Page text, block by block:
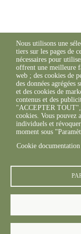
Nous utilisons une
tiers sur les pages de
nécessaires pour
offrent une meilleure
web ; des cookies de
des données
et des cookies de
contenus et des
"ACCEPTER TOUT",
cookies. Vous pouvez
individuels et
moment sous
Cookie documentation